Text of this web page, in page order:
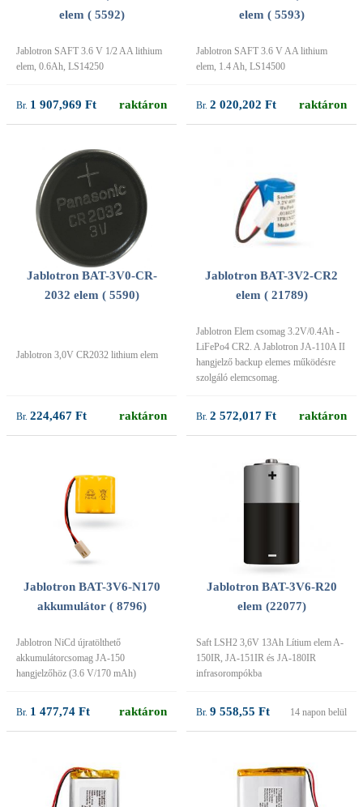
elem ( 5592)
Jablotron SAFT 3.6 V 1/2 AA lithium
elem, 0.6Ah, LS14250
1 907,969 Ft raktáron
elem ( 5593)
Jablotron SAFT 3.6 V AA lithium
elem, 1.4 Ah, LS14500
2 020,202 Ft raktáron
Jablotron BAT-3V0-CR-
2032 elem ( 5590)
Jablotron 3,0V CR2032 lithium elem
224,467 Ft raktáron
Jablotron BAT-3V2-CR2
elem ( 21789)
Jablotron Elem csomag 3.2V/0.4Ah -
LiFePo4 CR2. A Jablotron JA-110A II
hangjelző backup elemes működésre
szolgáló elemcsomag.
2 572,017 Ft raktáron
Jablotron BAT-3V6-N170
akkumulátor ( 8796)
Jablotron NiCd újratölthető
akkumulátorcsomag JA-150
hangjelzőhöz (3.6 V/170 mAh)
1 477,74 Ft raktáron
Jablotron BAT-3V6-R20
elem (22077)
Saft LSH2 3,6V 13Ah Lítium elem A-
150IR, JA-151IR és JA-180IR
infrasorompókba
9 558,55 Ft 14 napon belül